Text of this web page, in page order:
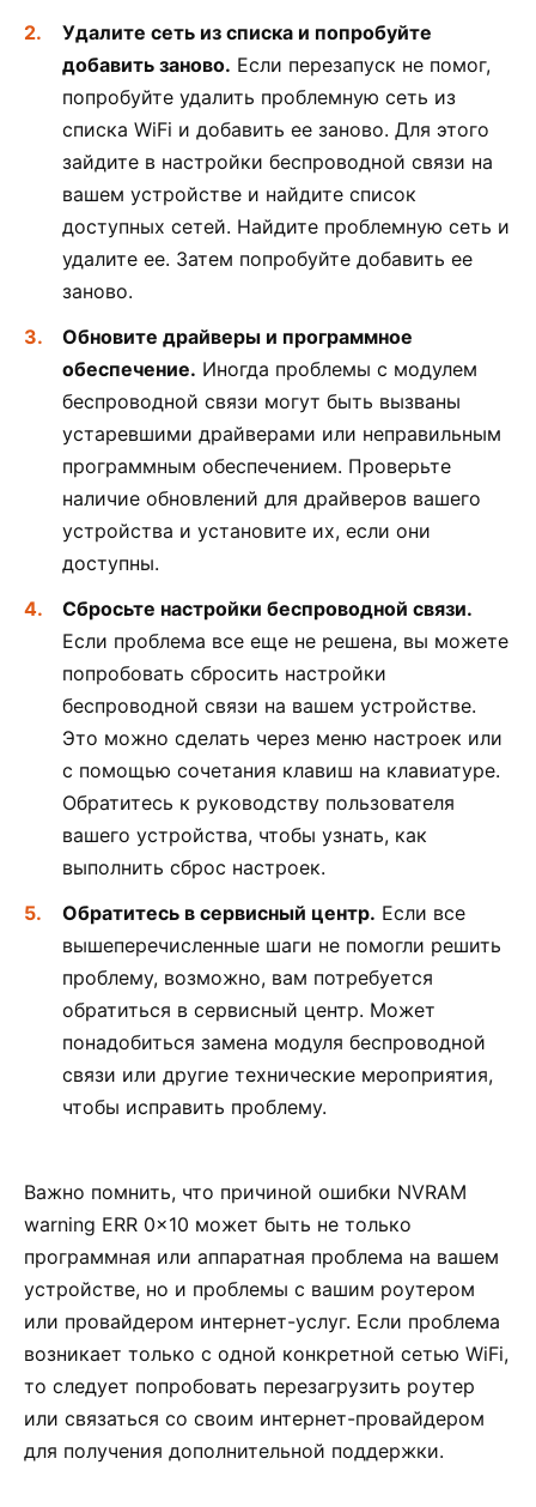
Удалите сеть из списка и попробуйте
добавить заново. Если перезапуск не помог,
попробуйте удалить проблемную сеть из
списка WiFi и добавить ее заново. Для этого
зайдите в настройки беспроводной связи на
вашем устройстве и найдите список
доступных сетей. Найдите проблемную сеть и
удалите ее. Затем попробуйте добавить ее
заново.
Обновите драйверы и программное
обеспечение. Иногда проблемы с модулем
беспроводной связи могут быть вызваны
устаревшими драйверами или неправильным
программным обеспечением. Проверьте
наличие обновлений для драйверов вашего
устройства и установите их, если они
доступны.
Сбросьте настройки беспроводной связи.
Если проблема все еще не решена, вы можете
попробовать сбросить настройки
беспроводной связи на вашем устройстве.
Это можно сделать через меню настроек или
с помощью сочетания клавиш на клавиатуре.
Обратитесь к руководству пользователя
вашего устройства, чтобы узнать, как
выполнить сброс настроек.
Обратитесь в сервисный центр. Если все
вышеперечисленные шаги не помогли решить
проблему, возможно, вам потребуется
обратиться в сервисный центр. Может
понадобиться замена модуля беспроводной
связи или другие технические мероприятия,
чтобы исправить проблему.
Важно помнить, что причиной ошибки NVRAM
warning ERR 0x10 может быть не только
программная или аппаратная проблема на вашем
устройстве, но и проблемы с вашим роутером
или провайдером интернет-услуг. Если проблема
возникает только с одной конкретной сетью WiFi,
то следует попробовать перезагрузить роутер
или связаться со своим интернет-провайдером
для получения дополнительной поддержки.